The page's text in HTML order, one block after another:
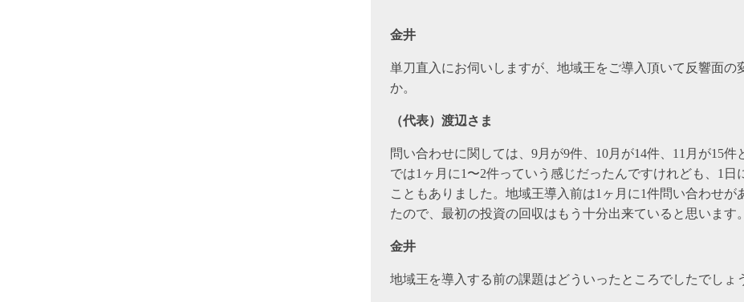
金井
単刀直入にお伺いしますが、地域王をご導入頂いて反響面の
か。
（代表）渡辺さま
問い合わせに関しては、9月が9件、10月が14件、11月が15件
では1ヶ月に1〜2件っていう感じだったんですけれども、1日
こともありました。地域王導入前は1ヶ月に1件問い合わせが
たので、最初の投資の回収はもう十分出来ていると思います。
金井
地域王を導入する前の課題はどういったところでしたでしょ